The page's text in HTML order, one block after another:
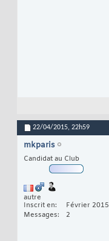
22/04/2015, 22h59
mkparis
Candidat au Club
autre
Inscrit en
Février 2015
Messages
2